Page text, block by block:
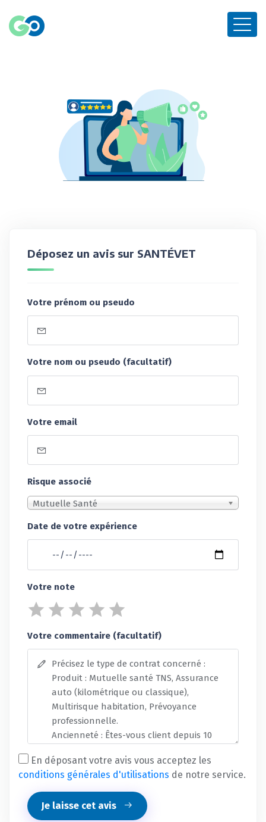
Déposez un avis sur SANTÉVET
Votre prénom ou pseudo
Votre nom ou pseudo (facultatif)
Votre email
Risque associé
Mutuelle Santé
Date de votre expérience
Votre note
Votre commentaire (facultatif)
En déposant votre avis vous acceptez les
conditions générales d'utilisations de notre service.
Je laisse cet avis